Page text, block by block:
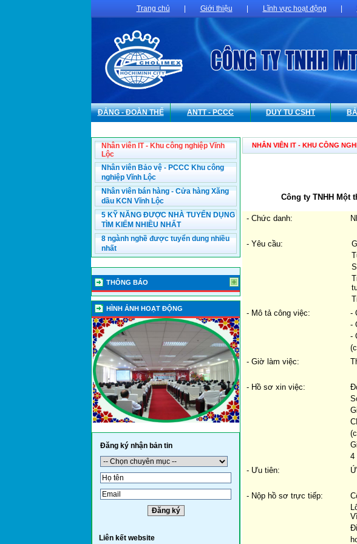
Trang chủ Giới thiệu Lĩnh vực hoạt động
ĐẢNG - ĐOÀN THỂ ANTT - PCCC DUY TU CSHT
Nhân viên IT - Khu công nghiệp Vĩnh
Lộc
Nhân viên Bảo vệ - PCCC Khu công
nghiệp Vĩnh Lộc
Nhân viên bán hàng - Cửa hàng Xăng
dầu KCN Vĩnh Lộc
5 KỸ NĂNG ĐƯỢC NHÀ TUYỂN DỤNG
TÌM KIẾM NHIỀU NHẤT
8 ngành nghề được tuyển dung nhiều
nhất
THÔNG BÁO
HÌNH ẢNH HOẠT ĐỘNG
Đăng ký nhận bản tin
Liên kết website
NHÂN VIÊN IT - KHU CÔNG
Công ty TNHH Một
- Chức danh:
- Yêu cầu:
- Mô tả công việc:
-
-
-
- Giờ làm việc:
- Hồ sơ xin việc:
4
- Ưu tiên:
- Nộp hồ sơ trực tiếp: